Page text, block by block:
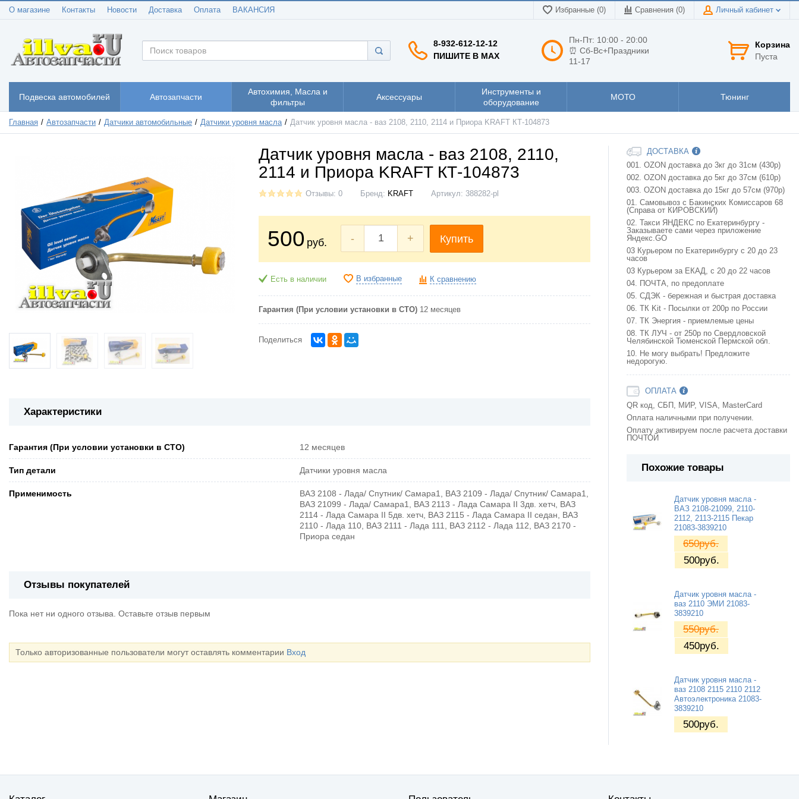
О магазине Контакты Новости Доставка Оплата ВАКАНСИЯ Избранные (0) Сравнения (0) Личный кабинет
8-932-612-12-12
ПИШИТЕ В MAX
Пн-Пт: 10:00 - 20:00
⏰ Сб-Вс+Праздники
11-17
Корзина
Пуста
Подвеска автомобилей Автозапчасти
Автохимия, Масла и
фильтры
Аксессуары
Инструменты и
оборудование
МОТО Тюнинг
Главная Автозапчасти Датчики автомобильные Датчики уровня масла Датчик уровня масла - ваз 2108, 2110, 2114 и Приора KRAFT КТ-104873
Датчик уровня масла - ваз 2108, 2110,
2114 и Приора KRAFT КТ-104873
Отзывы: 0 Бренд: KRAFT Артикул: 388282-pl
500 руб. - + Купить
Есть в наличии В избранные К сравнению
Гарантия (При условии установки в СТО) 12 месяцев
Поделиться
Характеристики
Гарантия (При условии установки в СТО) 12 месяцев
Тип детали Датчики уровня масла
Применимость
ВАЗ 2108 - Лада/ Спутник/ Самара1, ВАЗ 2109 - Лада/ Спутник/ Самара1,
ВАЗ 21099 - Лада/ Самара1, ВАЗ 2113 - Лада Самара II 3дв. хетч, ВАЗ
2114 - Лада Самара II 5дв. хетч, ВАЗ 2115 - Лада Самара II седан, ВАЗ
2110 - Лада 110, ВАЗ 2111 - Лада 111, ВАЗ 2112 - Лада 112, ВАЗ 2170 -
Приора седан
Отзывы покупателей
Пока нет ни одного отзыва. Оставьте отзыв первым
Только авторизованные пользователи могут оставлять комментарии Вход
ДОСТАВКА
001. OZON доставка до 3кг до 31см (430р)
002. OZON доставка до 5кг до 37см (610р)
003. OZON доставка до 15кг до 57см (970р)
01. Самовывоз с Бакинских Комиссаров 68
(Справа от КИРОВСКИЙ)
02. Такси ЯНДЕКС по Екатеринбургу -
Заказываете сами через приложение
Яндекс.GO
03 Курьером по Екатеринбургу с 20 до 23
часов
03 Курьером за ЕКАД, с 20 до 22 часов
04. ПОЧТА, по предоплате
05. СДЭК - бережная и быстрая доставка
06. ТК Kit - Посылки от 200р по России
07. ТК Энергия - приемлемые цены
08. ТК ЛУЧ - от 250р по Свердловской
Челябинской Тюменской Пермской обл.
10. Не могу выбрать! Предложите
недорогую.
ОПЛАТА
QR код, СБП, МИР, VISA, MasterCard
Оплата наличными при получении.
Оплату активируем после расчета доставки
ПОЧТОЙ
Похожие товары
Датчик уровня масла -
ВАЗ 2108-21099, 2110-
2112, 2113-2115 Пекар
21083-3839210
650руб.
500руб.
Датчик уровня масла -
ваз 2110 ЭМИ 21083-
3839210
550руб.
450руб.
Датчик уровня масла -
ваз 2108 2115 2110 2112
Автоэлектроника 21083-
3839210
500руб.